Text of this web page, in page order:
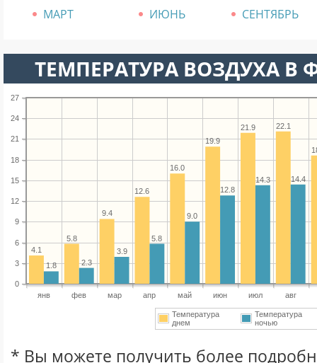
МАРТ
ИЮНЬ СЕНТЯБРЬ
ТЕМПЕРАТУРА ВОЗДУХА В
янв фев мар апр май июн июл авг
0
3
6
9
12
15
18
21
24
27
22.1
21.9
19.9
16.0
12.6
9.4
5.8
4.1
14.4
14.3
12.8
9.0
5.8
3.9
2.3
1.8
Температура
днем
Температура
ночью
* Вы можете получить более